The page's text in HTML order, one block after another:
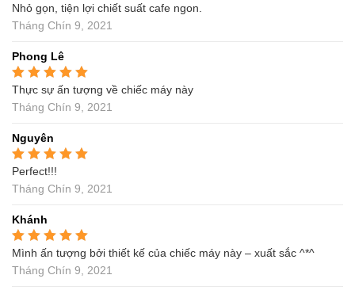
Được xếp hạng5 5
sao
Nhỏ gọn, tiện lợi chiết suất cafe ngon.
Tháng Chín 9, 2021
Phong Lê
Được xếp hạng55
sao
Thực sự ấn tượng về chiếc máy này
Tháng Chín 9, 2021
Nguyên
Được xếp hạng
sao
Perfect!!!
Tháng Chín 9, 2021
Khánh
Được xếp hạng55
sao
Mình ấn tượng bởi thiết kế của chiếc máy này – xuất sắc ^*^
Tháng Chín 9, 2021